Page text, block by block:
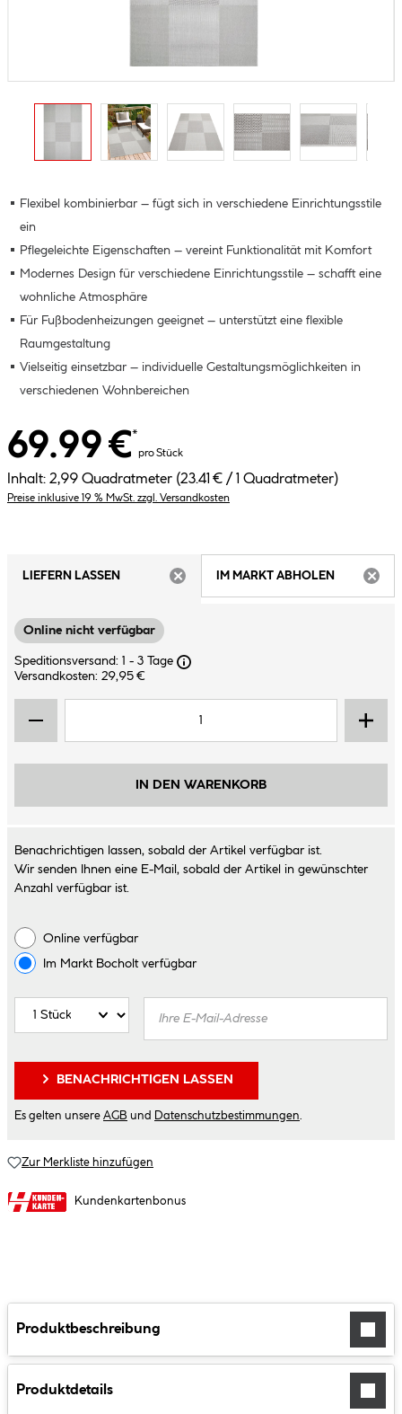
Flexibel kombinierbar – fügt sich in verschiedene Einrichtungsstile
ein
Pflegeleichte Eigenschaften – vereint Funktionalität mit Komfort
Modernes Design für verschiedene Einrichtungsstile – schafft eine
wohnliche Atmosphäre
Für Fußbodenheizungen geeignet – unterstützt eine flexible
Raumgestaltung
Vielseitig einsetzbar – individuelle Gestaltungsmöglichkeiten in
verschiedenen Wohnbereichen
69.99 €*
pro Stück
Inhalt: 2,99 Quadratmeter (23.41 € / 1 Quadratmeter)
Preise inklusive 19 % MwSt. zzgl. Versandkosten
LIEFERN LASSEN
IM MARKT ABHOLEN
Online nicht verfügbar
Speditionsversand: 1 - 3 Tage
Versandkosten: 29,95 €
IN DEN WARENKORB
Benachrichtigen lassen, sobald der Artikel verfügbar ist.
Wir senden Ihnen eine E-Mail, sobald der Artikel in gewünschter
Anzahl verfügbar ist.
Online verfügbar
Im Markt Bocholtverfügbar
BENACHRICHTIGEN LASSEN
Es gelten unsere AGB und Datenschutzbestimmungen
Zur Merkliste hinzufügen
Kundenkartenbonus
Produktbeschreibung
Produktdetails